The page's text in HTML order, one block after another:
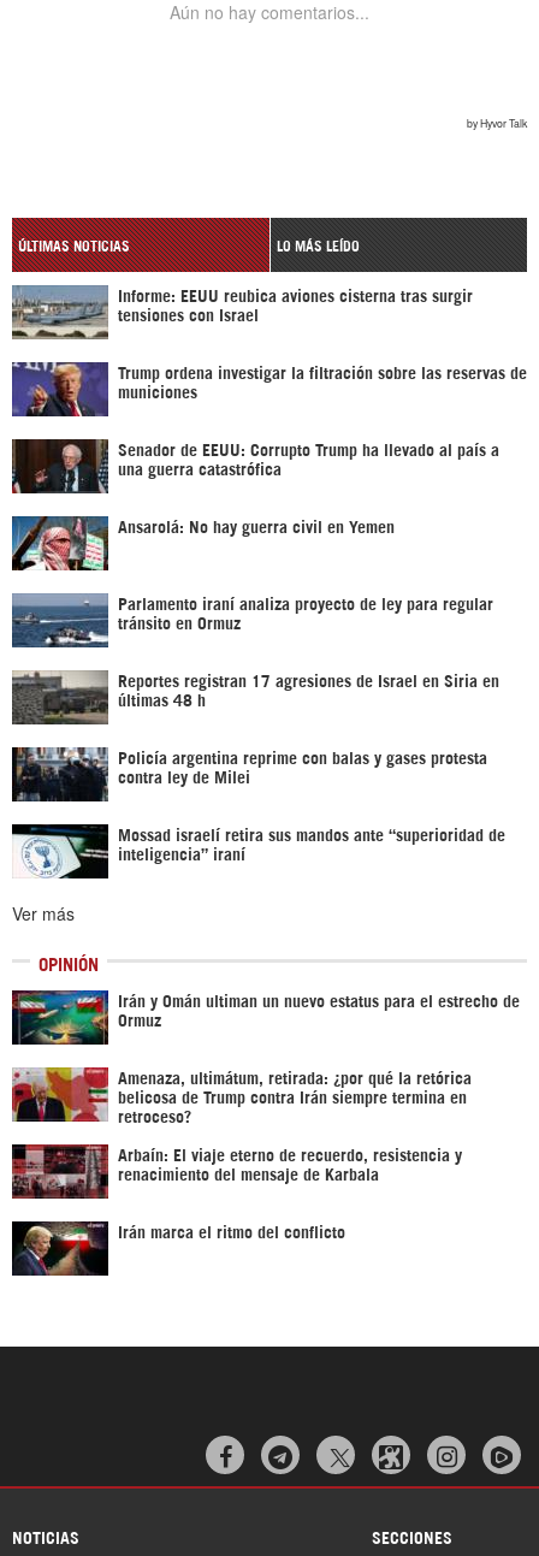
ÚLTIMAS NOTICIAS LO MÁS LEÍDO
Informe: EEUU reubica aviones cisterna tras surgir
tensiones con Israel
Trump ordena investigar la filtración sobre las reservas de
municiones
Senador de EEUU: Corrupto Trump ha llevado al país a
una guerra catastrófica
Ansarolá: No hay guerra civil en Yemen
Parlamento iraní analiza proyecto de ley para regular
tránsito en Ormuz
Reportes registran 17 agresiones de Israel en Siria en
últimas 48 h
Policía argentina reprime con balas y gases protesta
contra ley de Milei
Mossad israelí retira sus mandos ante “superioridad de
inteligencia” iraní
Ver más
OPINIÓN
Irán y Omán ultiman un nuevo estatus para el estrecho de
Ormuz
Amenaza, ultimátum, retirada: ¿por qué la retórica
belicosa de Trump contra Irán siempre termina en
retroceso?
Arbaín: El viaje eterno de recuerdo, resistencia y
renacimiento del mensaje de Karbala
Irán marca el ritmo del conflicto
  
NOTICIAS SECCIONES